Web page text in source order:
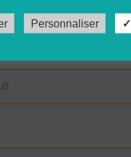
Personnaliser